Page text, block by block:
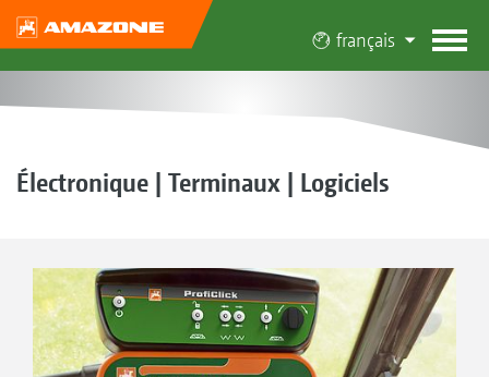
français
Électronique | Terminaux | Logiciels